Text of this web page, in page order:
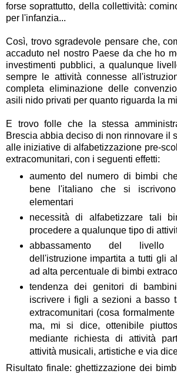
forse soprattutto, della collettività:
per l'infanzia...
Così, trovo sgradevole pensare che,
accaduto nel nostro Paese da che ho
investimenti pubblici, a qualunque
sempre le attività connesse
completa eliminazione delle
asili nido privati per quanto riguarda la
E trovo folle che la stessa
Brescia abbia deciso di non rinnovare il
alle iniziative di alfabetizzazione pre-
extracomunitari, con i seguenti effetti:
aumento del numero di bimbi
bene l'italiano che si
elementari
necessità di alfabetizzare tali
procedere a qualunque tipo di
abbassamento del livello
dell'istruzione impartita a tutti gli
ad alta percentuale di bimbi
tendenza dei genitori di
iscrivere i figli a sezioni a basso
extracomunitari (cosa
ma, mi si dice, ottenibile
mediante richiesta di attività
attività musicali, artistiche e via
Risultato finale: ghettizzazione dei